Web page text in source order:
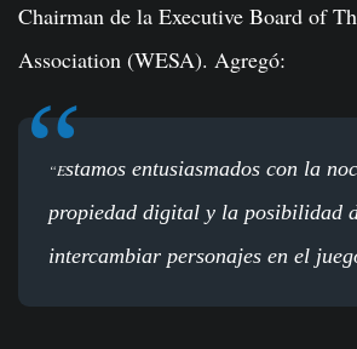
Chairman de la Executive Board of
Association (WESA). Agregó:
“Estamos entusiasmados con la
propiedad digital y la posibilidad
intercambiar personajes en el